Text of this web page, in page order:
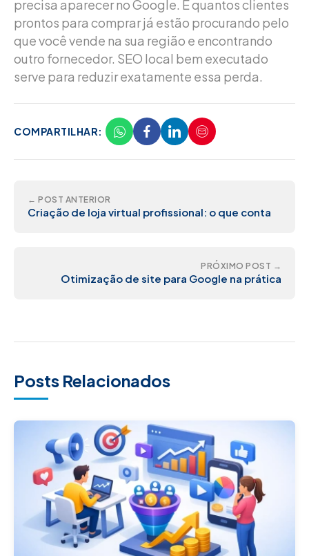
precisa aparecer no Google. É quantos clientes
prontos para comprar já estão procurando pelo
que você vende na sua região e encontrando
outro fornecedor. SEO local bem executado
serve para reduzir exatamente essa perda.
COMPARTILHAR:
← POST ANTERIOR
Criação de loja virtual profissional: o que conta
PRÓXIMO POST →
Otimização de site para Google na prática
Posts Relacionados